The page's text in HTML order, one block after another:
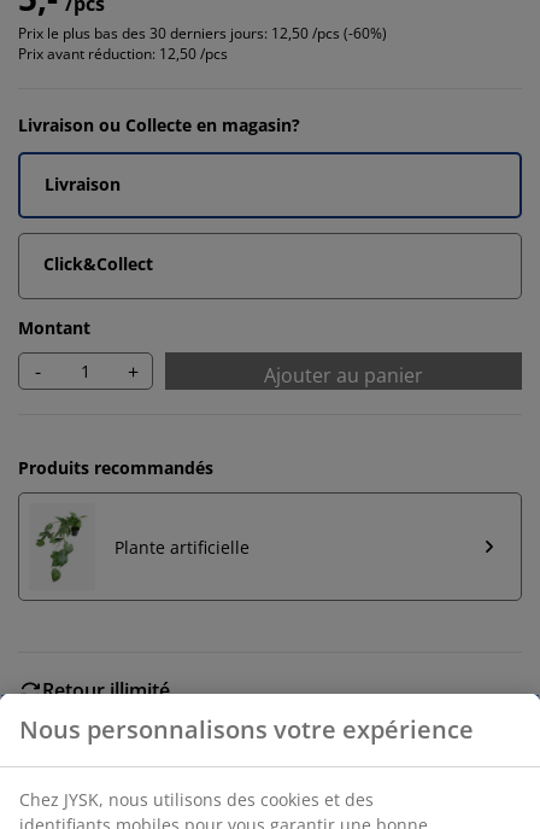
Prix le plus bas des 30 derniers jours: 12,50 /pcs (-60%)
Prix avant réduction: 12,50 /pcs
Livraison ou Collecte en magasin?
Livraison
Click&Collect
Montant
- + Ajouter au panier
Produits recommandés
Plante artificielle
Retour illimité
Aucune limite de temps - retournez dans n'importe
quel magasin JYSK
30 jours de garantie de prix sur tous les articles
Nous personnalisons votre expérience
Chez JYSK, nous utilisons des cookies et des
identifiants mobiles pour vous garantir une bonne